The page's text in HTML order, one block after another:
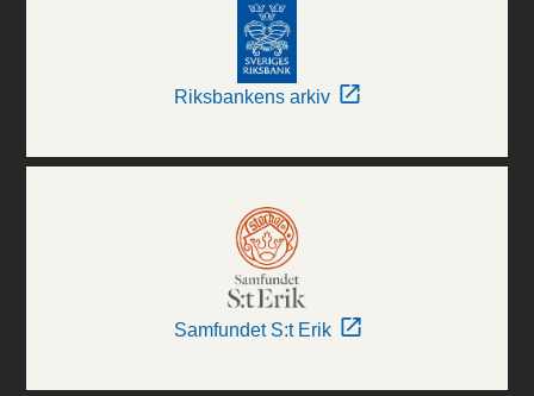
Riksbankens arkiv
Samfundet S:t Erik